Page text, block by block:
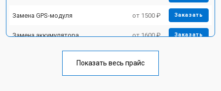
Замена GPS-модуля от 1500 ₽ Заказать
Замена аккумулятора от 1600 ₽ Заказать
от 1800 ₽
Показать весь прайс